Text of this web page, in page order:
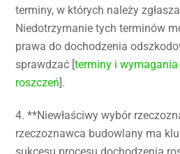
terminy, w których należy
Niedotrzymanie tych terminów
prawa do dochodzenia
sprawdzać [terminy i wymagania
roszczeń].
4. **Niewłaściwy wybór
rzeczoznawca budowlany ma